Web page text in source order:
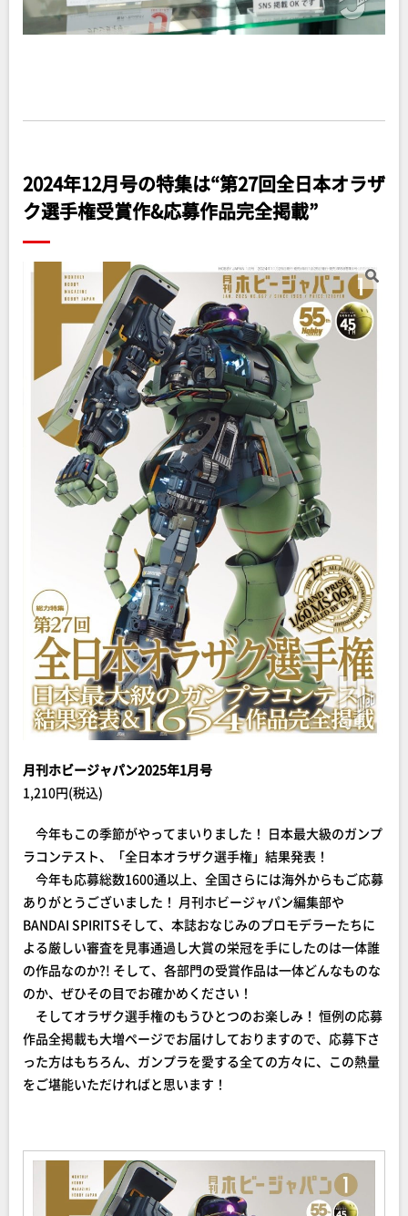
2024年12月号の特集は“第27回全日本オラザ
ク選手権受賞作&応募作品完全掲載”
月刊ホビージャパン2025年1月号
1,210円(税込)
今年もこの季節がやってまいりました！ 日本最大級のガンプ
ラコンテスト、「全日本オラザク選手権」結果発表！
今年も応募総数1600通以上、全国さらには海外からもご応募
ありがとうございました！ 月刊ホビージャパン編集部や
BANDAI SPIRITSそして、本誌おなじみのプロモデラーたちに
よる厳しい審査を見事通過し大賞の栄冠を手にしたのは一体誰
の作品なのか?! そして、各部門の受賞作品は一体どんなものな
のか、ぜひその目でお確かめください！
そしてオラザク選手権のもうひとつのお楽しみ！ 恒例の応募
作品全掲載も大増ページでお届けしておりますので、応募下さ
った方はもちろん、ガンプラを愛する全ての方々に、この熱量
をご堪能いただければと思います！